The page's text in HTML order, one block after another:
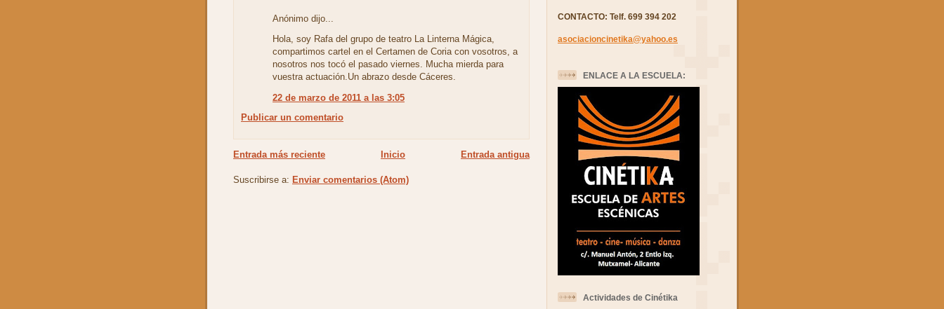
Anónimo dijo...
Hola, soy Rafa del grupo de teatro La Linterna Mágica,
compartimos cartel en el Certamen de Coria con vosotros, a
nosotros nos tocó el pasado viernes. Mucha mierda para
vuestra actuación.Un abrazo desde Cáceres.
22 de marzo de 2011 a las 3:05
Publicar un comentario
Entrada más reciente Entrada antigua
Inicio
Suscribirse a: Enviar comentarios (Atom)
CONTACTO: Telf. 699 394 202
asociacioncinetika@yahoo.es
ENLACE A LA ESCUELA:
Actividades de Cinétika